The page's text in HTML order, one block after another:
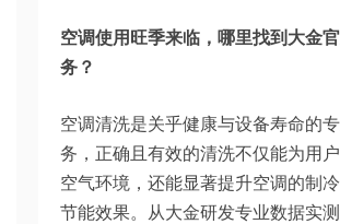
空调使用旺季来临，哪里找到大金
务？
空调清洗是关乎健康与设备寿命的
务，正确且有效的清洗不仅能为用
空气环境，还能显著提升空调的制
节能效果。从大金研发专业数据实测